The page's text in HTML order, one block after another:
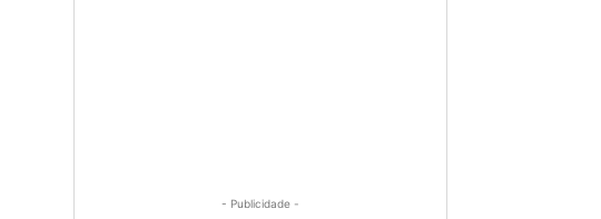
- Publicidade -